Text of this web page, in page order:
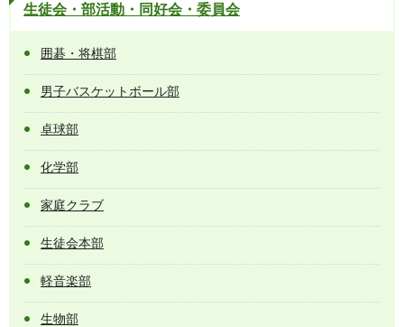
生徒会・部活動・同好会・委員会
囲碁・将棋部
男子バスケットボール部
卓球部
化学部
家庭クラブ
生徒会本部
軽音楽部
生物部